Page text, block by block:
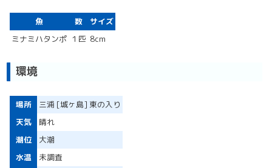
魚 数
サイズ
ミナミハタンポ １匹 8cm
環境
場所
三浦 [城ヶ島] 東の入り
天気
晴れ
潮位
大潮
水温
未調査